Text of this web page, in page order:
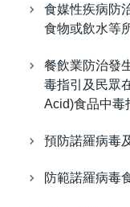
食媒性疾病防
食物或飲水等
餐飲業防治發
毒指引及民眾
Acid)食品中毒
預防諾羅病毒
防範諾羅病毒